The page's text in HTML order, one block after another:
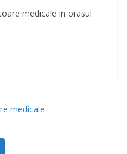
medicale in orasul
medicale